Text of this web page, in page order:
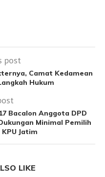
post
Camat Kedamean
Hukum
Bacalon Anggota DPD
Minimal Pemilih
Jatim
LIKE